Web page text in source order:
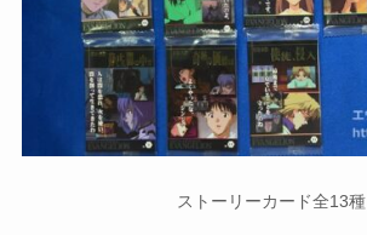
ストーリーカード全13種